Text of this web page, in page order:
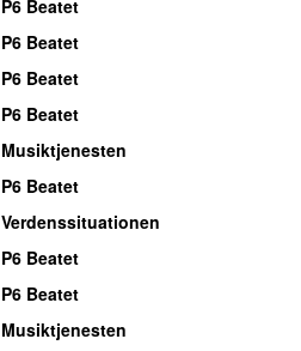
P6 Beatet
P6 Beatet
P6 Beatet
P6 Beatet
Musiktjenesten
P6 Beatet
Verdenssituationen
P6 Beatet
P6 Beatet
Musiktjenesten